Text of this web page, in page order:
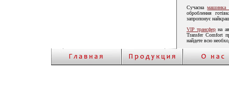
Сучаснамашинка
оброблення
запропонує
VIP трансфер на
Transfer Comfort
найдете всю